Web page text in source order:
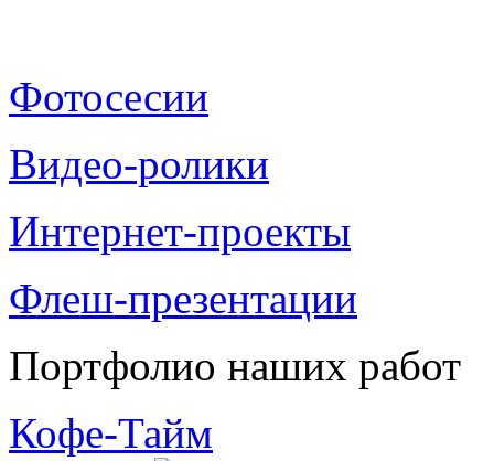
Фотосесии
Видео-ролики
Интернет-проекты
Флеш-презентации
Портфолио наших работ
Кофе-Тайм